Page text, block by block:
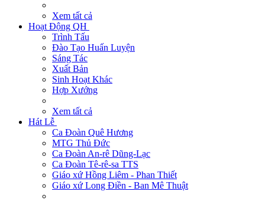
Xem tất cả
Hoạt Động QH
Trình Tấu
Đào Tạo Huấn Luyện
Sáng Tác
Xuất Bản
Sinh Hoạt Khác
Hợp Xướng
Xem tất cả
Hát Lễ
Ca Đoàn Quê Hương
MTG Thủ Đức
Ca Đoàn An-rê Dũng-Lạc
Ca Đoàn Tê-rê-sa TTS
Giáo xứ Hồng Liêm - Phan Thiết
Giáo xứ Long Điền - Ban Mê Thuật